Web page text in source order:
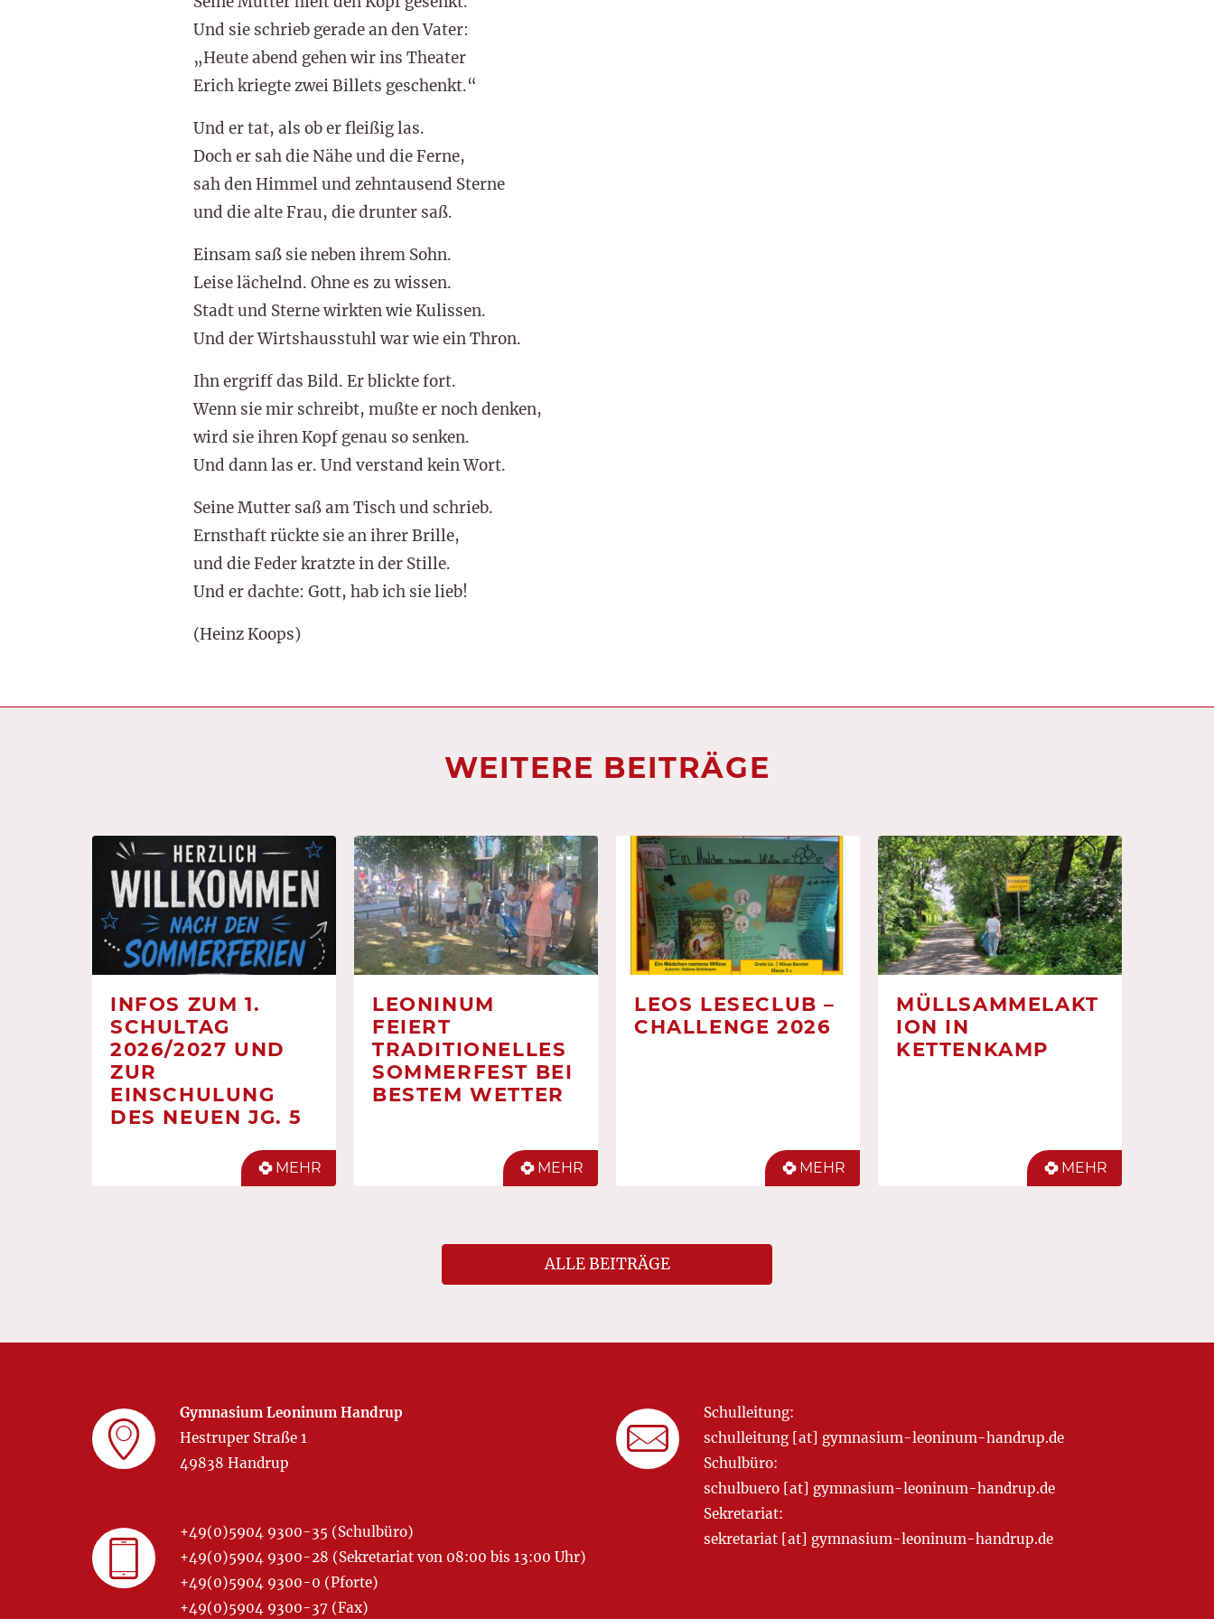
Und sie schrieb gerade an den Vater:
„Heute abend gehen wir ins Theater
Erich kriegte zwei Billets geschenkt.“
Und er tat, als ob er fleißig las.
Doch er sah die Nähe und die Ferne,
sah den Himmel und zehntausend Sterne
und die alte Frau, die drunter saß.
Einsam saß sie neben ihrem Sohn.
Leise lächelnd. Ohne es zu wissen.
Stadt und Sterne wirkten wie Kulissen.
Und der Wirtshausstuhl war wie ein Thron.
Ihn ergriff das Bild. Er blickte fort.
Wenn sie mir schreibt, mußte er noch denken,
wird sie ihren Kopf genau so senken.
Und dann las er. Und verstand kein Wort.
Seine Mutter saß am Tisch und schrieb.
Ernsthaft rückte sie an ihrer Brille,
und die Feder kratzte in der Stille.
Und er dachte: Gott, hab ich sie lieb!
(Heinz Koops)
WEITERE BEITRÄGE
INFOS ZUM 1.
SCHULTAG
2026/2027 UND
ZUR
EINSCHULUNG
DES NEUEN JG. 5
MEHR
LEONINUM
FEIERT
TRADITIONELLES
SOMMERFEST BEI
BESTEM WETTER
MEHR
LEOS LESECLUB –
CHALLENGE 2026
MEHR
MÜLLSAMMELAKT
ION IN
KETTENKAMP
MEHR
ALLE BEITRÄGE
Gymnasium Leoninum Handrup
Hestruper Straße 1
49838 Handrup
+49(0)5904 9300-35 (Schulbüro)
+49(0)5904 9300-28 (Sekretariat von 08:00 bis 13:00 Uhr)
+49(0)5904 9300-0 (Pforte)
+49(0)5904 9300-37 (Fax)
Schulleitung:
schulleitung [at] gymnasium-leoninum-handrup.de
Schulbüro:
schulbuero [at] gymnasium-leoninum-handrup.de
Sekretariat:
sekretariat [at] gymnasium-leoninum-handrup.de